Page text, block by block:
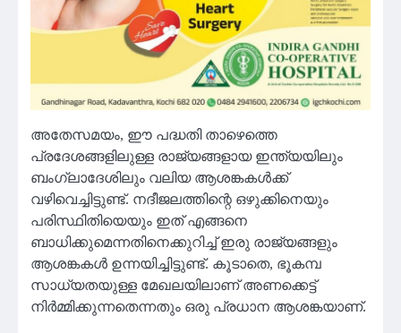
അതേസമയം, ഈ പദ്ധതി താഴെത്തെ
പ്രദേശങ്ങളിലുള്ള രാജ്യങ്ങളായ ഇന്ത്യയിലും
ബംഗ്ലാദേശിലും വലിയ ആശങ്കകള്‍ക്ക്
വഴിവെച്ചിട്ടുണ്ട്. നദീജലത്തിന്റെ ഒഴുക്കിനെയും
പരിസ്ഥിതിയെയും ഇത് എങ്ങനെ
ബാധിക്കുമെന്നതിനെക്കുറിച്ച് ഇരു രാജ്യങ്ങളും
ആശങ്കകള്‍ ഉന്നയിച്ചിട്ടുണ്ട്. കൂടാതെ, ഭൂകമ്പ
സാധ്യതയുള്ള മേഖലയിലാണ് അണക്കെട്ട്
നിര്‍മ്മിക്കുന്നതെന്നതും ഒരു പ്രധാന ആശങ്കയാണ്.